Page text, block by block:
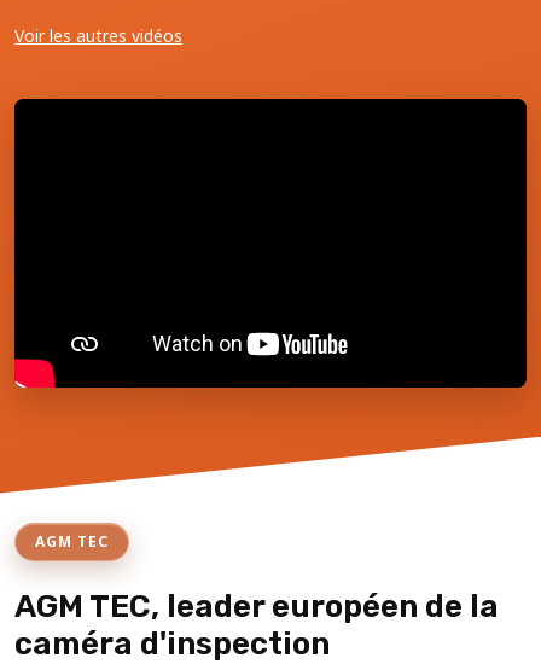
Voir les autres vidéos
AGM TEC
AGM TEC, leader européen de la
caméra d'inspection